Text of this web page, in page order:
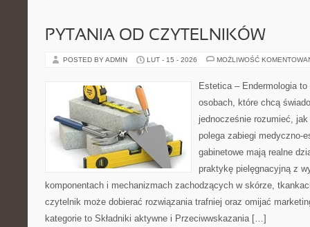
PYTANIA OD CZYTELNIKÓW
POSTED BY ADMIN LUT - 15 - 2026 MOŻLIWOŚĆ
Estetica – Endermologia
osobach, które chcą
jednocześnie rozumieć,
polega zabiegi medyczno-
gabinetowe mają realne
praktykę pielęgnacyjną z
komponentach i mechanizmach zachodzących w skórze,
czytelnik może dobierać rozwiązania trafniej oraz omijać
kategorie to Składniki aktywne i Przeciwwskazania […]